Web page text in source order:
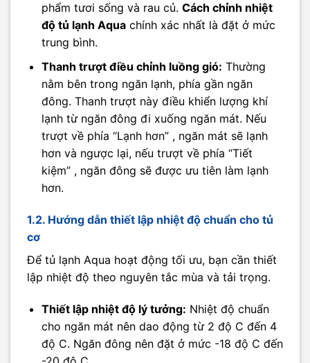
phẩm tươi sống và rau củ. Cách chỉnh nhiệt
độ tủ lạnh Aquachính xác nhất là đặt ở mức
trung bình.
Thanh trượt điều chỉnh luồng gió: Thường
nằm bên trong ngăn lạnh, phía gần ngăn
đông. Thanh trượt này điều khiển lượng khí
lạnh từ ngăn đông đi xuống ngăn mát. Nếu
trượt về phía “Lạnh hơn” , ngăn mát sẽ lạnh
hơn và ngược lại, nếu trượt về phía “Tiết
kiệm” , ngăn đông sẽ được ưu tiên làm lạnh
hơn.
1.2. Hướng dẫn thiết lập nhiệt độ chuẩn cho tủ
cơ
Để tủ lạnh Aqua hoạt động tối ưu, bạn cần thiết
lập nhiệt độ theo nguyên tắc mùa và tải trọng.
Thiết lập nhiệt độ lý tưởng: Nhiệt độ chuẩn
cho ngăn mát nên dao động từ 2 độ C đến 4
độ C. Ngăn đông nên đặt ở mức -18 độ C đến